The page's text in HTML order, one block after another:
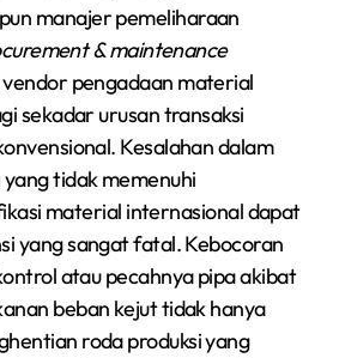
manajer pemeliharaan
& maintenance
vendor pengadaan material
sekadar urusan transaksi
Kesalahan dalam
tidak memenuhi
material internasional dapat
yang sangat fatal. Kebocoran
atau pecahnya pipa akibat
beban kejut tidak hanya
roda produksi yang